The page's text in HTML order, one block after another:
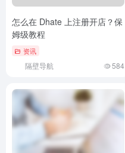
怎么在 Dhate 上注册开店？保
姆级教程
资讯
隔壁导航 584